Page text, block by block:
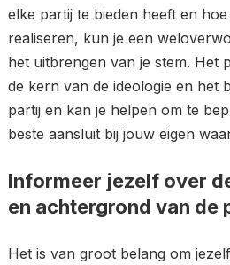
elke partij te bieden heeft en
realiseren, kun je een
het uitbrengen van je stem. Het
de kern van de ideologie en het
partij en kan je helpen om te
beste aansluit bij jouw eigen
Informeer jezelf over
en achtergrond van de
Het is van groot belang om